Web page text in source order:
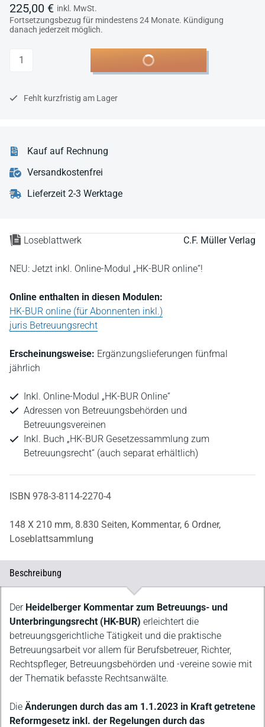
Loseblattwerk C.F. Müller Verlag
NEU: Jetzt inkl. Online-Modul „HK-BUR online“!
Online enthalten in diesen Modulen:
HK-BUR online (für Abonnenten inkl.)
juris Betreuungsrecht
Erscheinungsweise: Ergänzungslieferungen fünfmal
jährlich
Inkl. Online-Modul „HK-BUR Online“
Adressen von Betreuungsbehörden und
Betreuungsvereinen
Inkl. Buch „HK-BUR Gesetzessammlung zum
Betreuungsrecht“ (auch separat erhältlich)
ISBN 978-3-8114-2270-4
148 X 210 mm, 8.830 Seiten, Kommentar, 6 Ordner,
Loseblattsammlung
225,00 € inkl. MwSt.
Fortsetzungsbezug für mindestens 24 Monate. Kündigung
danach jederzeit möglich.
Anzahl In den Warenkorb
Fehlt kurzfristig am Lager
Kauf auf Rechnung
Versandkostenfrei
Lieferzeit 2-3 Werktage
Beschreibung
Beschreibung
Der Heidelberger Kommentar zum Betreuungs- und
Unterbringungsrecht (HK-BUR) erleichtert die
betreuungsgerichtliche Tätigkeit und die praktische
Betreuungsarbeit vor allem für Berufsbetreuer, Richter,
Rechtspfleger, Betreuungsbehörden und -vereine sowie mit
der Thematik befasste Rechtsanwälte.
Die Änderungen durch das am 1.1.2023 in Kraft getretene
Reformgesetz inkl. der Regelungen durch das